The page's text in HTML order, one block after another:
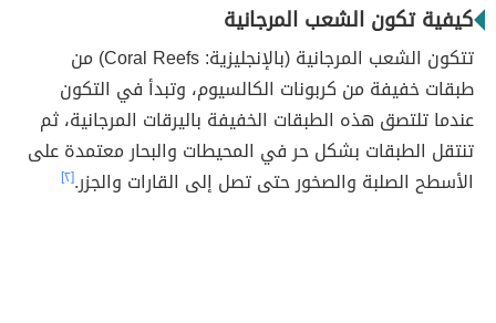
كيفية تكون الشعب المرجانية
تتكون الشعب المرجانية (بالإنجليزية: Coral Reefs) من
طبقات خفيفة من كربونات الكالسيوم، وتبدأ في التكون
عندما تلتصق هذه الطبقات الخفيفة باليرقات المرجانية، ثم
تنتقل الطبقات بشكل حر في المحيطات والبحار معتمدة على
الأسطح الصلبة والصخور حتى تصل إلى القارات والجزر.[٢]